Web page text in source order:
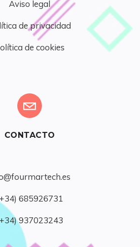
Aviso legal
de privacidad
de cookies
CONTACTO
685926731
937023243